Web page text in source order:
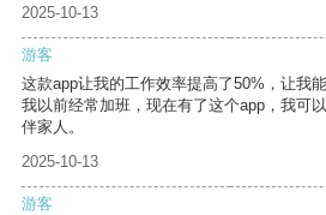
2025-10-13
游客
这款app让我的工作效率提高了50%，让我
我以前经常加班，现在有了这个app，我可
伴家人。
2025-10-13
游客